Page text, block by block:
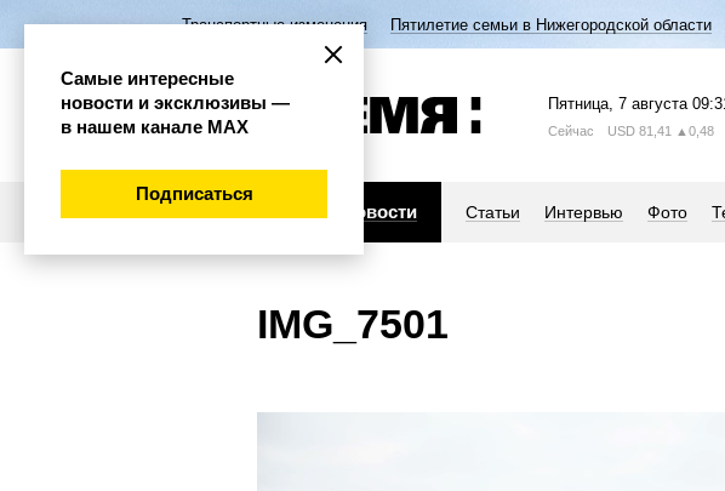
Транспортные изменения Пятилетие семьи в Нижегородской области
Пятница, 7 августа
Сейчас USD 81,41 ▲0,48
Новости Статьи Интервью Фото
IMG_7501
Самые интересные
новости и эксклюзивы —
в нашем канале МАХ
Подписаться